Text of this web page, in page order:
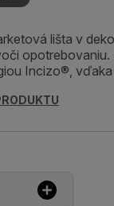
lišta v
opotrebovaniu.
Incizo®,